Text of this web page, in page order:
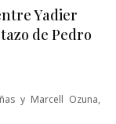
Yadier
de Pedro
y Marcell Ozuna,